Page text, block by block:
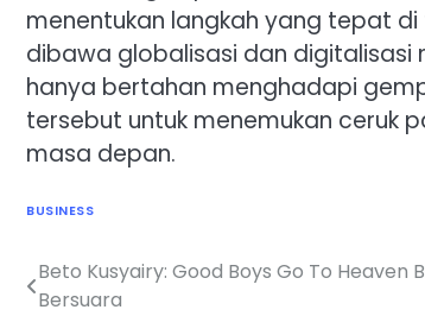
menentukan langkah yang tepat
dibawa globalisasi dan digitalisasi
hanya bertahan menghadapi
tersebut untuk menemukan ceruk
masa depan.
BUSINESS
Navigasi
Beto Kusyairy: Good Boys Go To Heaven
Bersuara